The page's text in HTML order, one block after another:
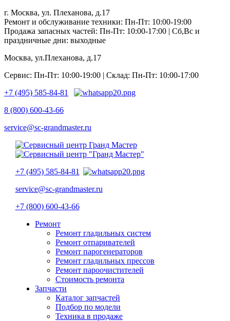
г. Москва, ул. Плеханова, д.17
Ремонт и обслуживание техники: Пн-Пт: 10:00-19:00
Продажа запасных частей: Пн-Пт: 10:00-17:00 | Сб,Вс и
праздничные дни: выходные
Москва, ул.Плеханова, д.17
Сервис: Пн-Пт: 10:00-19:00 | Склад: Пн-Пт: 10:00-17:00
+7 (495) 585-84-81
8 (800) 600-43-66
service@sc-grandmaster.ru
+7 (495) 585-84-81
service@sc-grandmaster.ru
+7 (800) 600-43-66
Ремонт
Ремонт гладильных систем
Ремонт отпаривателей
Ремонт парогенераторов
Ремонт гладильных прессов
Ремонт пароочистителей
Стоимость ремонта
Запчасти
Каталог запчастей
Подбор по модели
Техника в продаже